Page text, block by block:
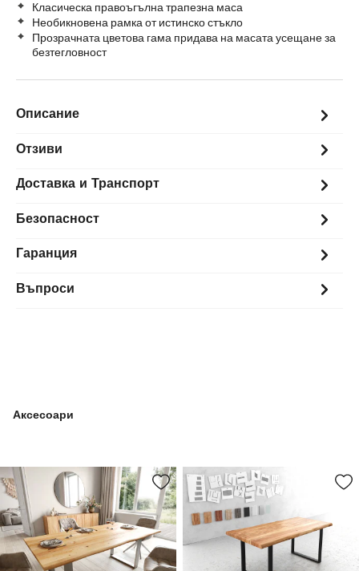
Класическа правоъгълна трапезна маса
Необикновена рамка от истинско стъкло
Прозрачната цветова гама придава на масата усещане за
безтегловност
Описание
Отзиви
Доставка и Транспорт
Безопасност
Гаранция
Въпроси
Аксесоари